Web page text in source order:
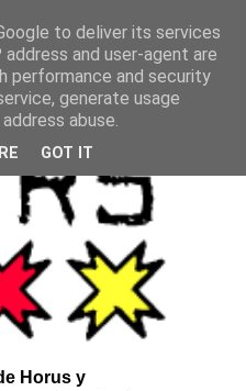
Horus y
to deliver its services
and user-agent are
performance and security
generate usage
abuse.
GOT IT